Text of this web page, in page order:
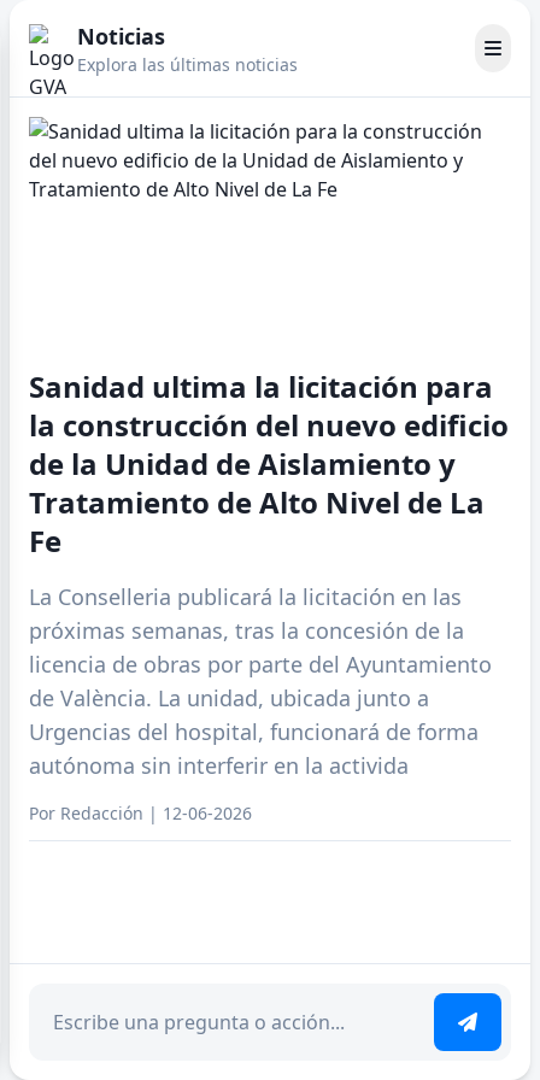
Noticias
Explora las últimas noticias
Sanidad ultima la licitación para
la construcción del nuevo edificio
de la Unidad de Aislamiento y
Tratamiento de Alto Nivel de La
Fe
La Conselleria publicará la licitación en las
próximas semanas, tras la concesión de la
licencia de obras por parte del Ayuntamiento
de València. La unidad, ubicada junto a
Urgencias del hospital, funcionará de forma
autónoma sin interferir en la activida
Por Redacción | 12-06-2026
Escribe tu pregunta